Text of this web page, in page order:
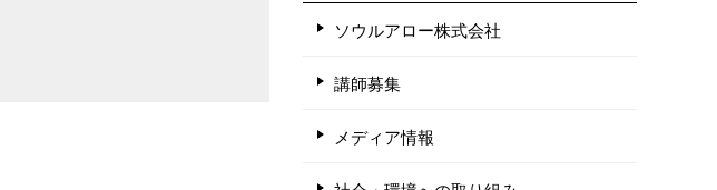
ソウルアロー株式会社
講師募集
メディア情報